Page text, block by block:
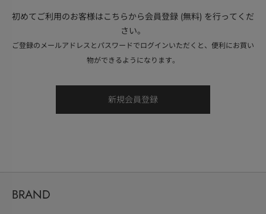
初めてご利用のお客様はこちらから会員登録 (無料) を行ってくだ
さい。
ご登録のメールアドレスとパスワードでログインいただくと、便利にお買い
物ができるようになります。
BRAND